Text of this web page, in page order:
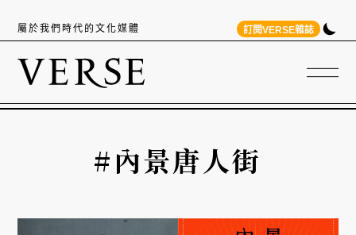
屬於我們時代的文化媒體 訂閱VERSE雜誌
#內景唐人街